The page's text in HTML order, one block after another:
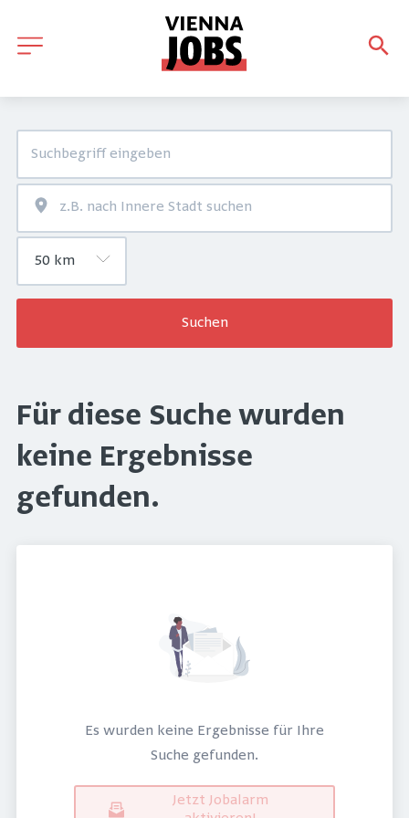
Suchen
Für diese Suche wurden
keine Ergebnisse
gefunden.
Es wurden keine Ergebnisse für Ihre
Suche gefunden.
Jetzt Jobalarm